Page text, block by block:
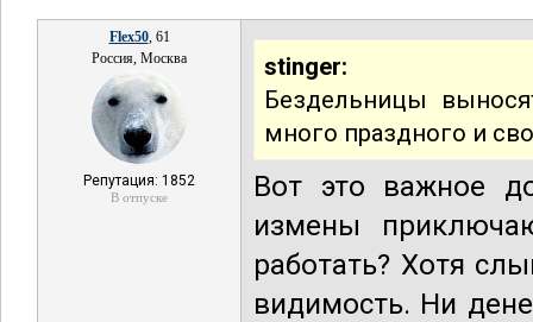
Flex50, 61
Россия, Москва
Репутация: 1852
В отпуске
stinger:
Бездельницы
много праздного и
Вот это важное
измены
работать? Хотя
видимость. Ни